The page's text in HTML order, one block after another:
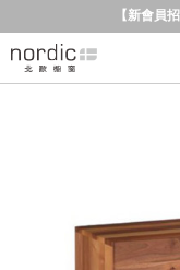
【新會員